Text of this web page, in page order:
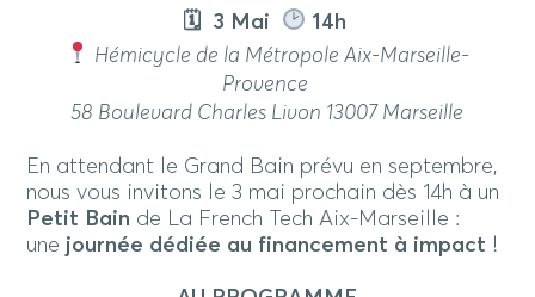
🗓 3 Mai
14h
Hémicycle de la Métropole Aix-Marseille-
Provence
58 Boulevard Charles Livon 13007 Marseille
En attendant le Grand Bain prévu en septembre,
nous vous invitons le 3 mai prochain dès 14h à un
Petit Bain de La French Tech Aix-Marseille :
une journée dédiée au financement à impact !